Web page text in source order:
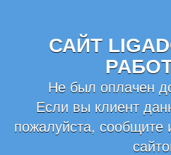
САЙТ
Не был оплачен
Если вы клиент
пожалуйста, сообщите